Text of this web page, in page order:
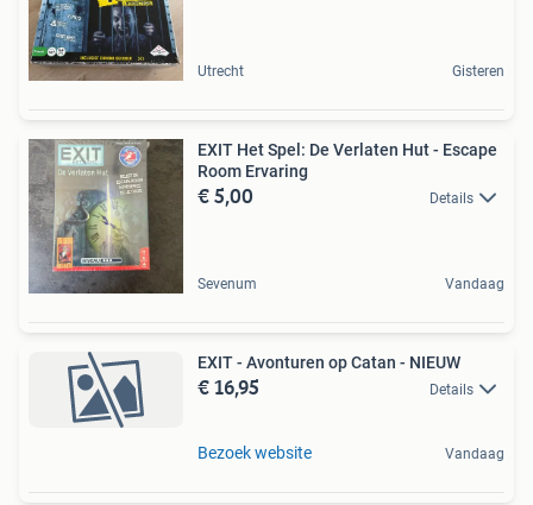
Utrecht Gisteren
EXIT Het Spel: De Verlaten Hut - Escape
Room Ervaring
€ 5,00 Details
Sevenum Vandaag
EXIT - Avonturen op Catan - NIEUW
€ 16,95 Details
Bezoek website Vandaag